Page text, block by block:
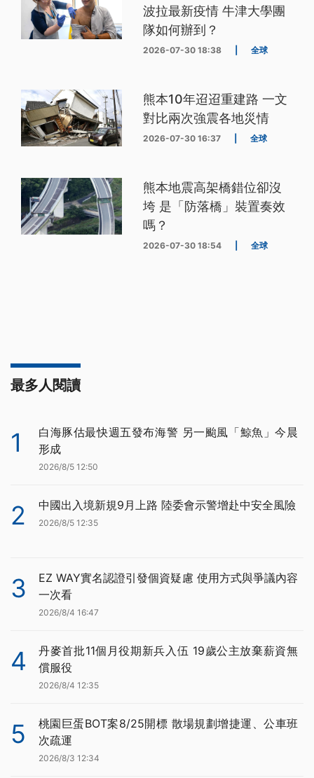
波拉最新疫情 牛津大學團
隊如何辦到？
2026-07-30 18:38 全球
熊本10年迢迢重建路 一文
對比兩次強震各地災情
2026-07-30 16:37 全球
熊本地震高架橋錯位卻沒
垮 是「防落橋」裝置奏效
嗎？
2026-07-30 18:54 全球
最多人閱讀
1
白海豚估最快週五發布海警 另一颱風「鯨魚」今晨
形成
2026/8/5 12:50
2 中國出入境新規9月上路 陸委會示警增赴中安全風險
2026/8/5 12:35
3
EZ WAY實名認證引發個資疑慮 使用方式與爭議內容
一次看
2026/8/4 16:47
4
丹麥首批11個月役期新兵入伍 19歲公主放棄薪資無
償服役
2026/8/4 12:35
5
桃園巨蛋BOT案8/25開標 散場規劃增捷運、公車班
次疏運
2026/8/3 12:34